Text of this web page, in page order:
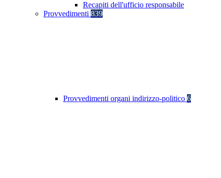
Recapiti dell'ufficio responsabile
Provvedimenti 839
Provvedimenti organi indirizzo-politico 6